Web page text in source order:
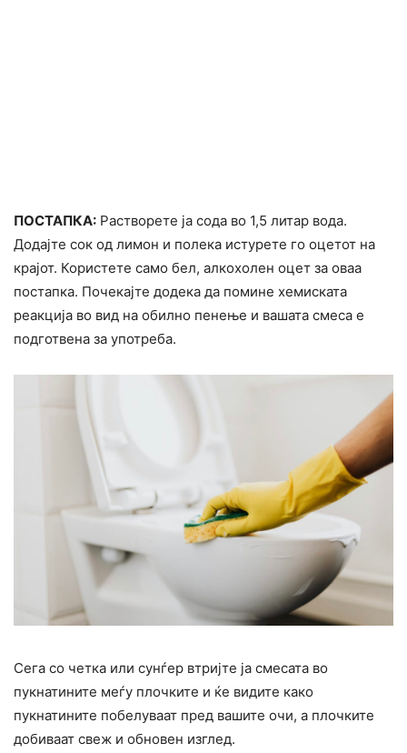
ПОСТАПКА: Растворете ја сода во 1,5 литар вода.
Додајте сок од лимон и полека истурете го оцетот на
крајот. Користете само бел, алкоxолен оцет за оваа
постапка. Почекајте додека да помине хемиската
реакција во вид на обилно пенење и вашата смеса е
подготвена за употреба.
Сега со четка или сунѓер втријте ја смесата во
пукнатините меѓу плочките и ќе видите како
пукнатините побелуваат пред вашите очи, а плочките
добиваат свеж и обновен изглед.